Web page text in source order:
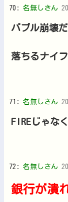
70: 名無しさん
バブル崩壊
落ちるナイ
71: 名無しさん
FIREじゃな
72: 名無しさん
銀行が潰